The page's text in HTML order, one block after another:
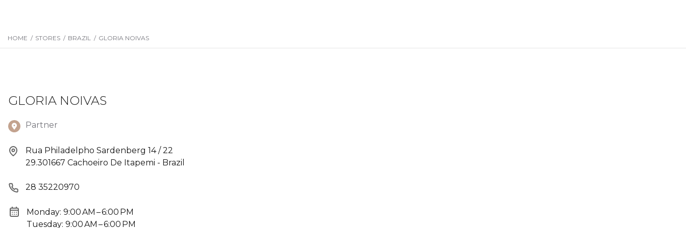
HOME / STORES / BRAZIL / GLORIA NOIVAS
GLORIA NOIVAS
Partner
Rua Philadelpho Sardenberg 14 / 22
29.301667 Cachoeiro De Itapemi - Brazil
28 35220970
Monday: 9:00 AM – 6:00 PM
Tuesday: 9:00 AM – 6:00 PM